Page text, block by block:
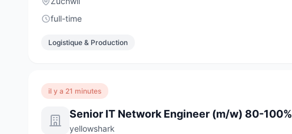
full-time
Logistique & Production
il y a 21 minutes
Senior IT Network Engineer (m/w) 80-100%
yellowshark